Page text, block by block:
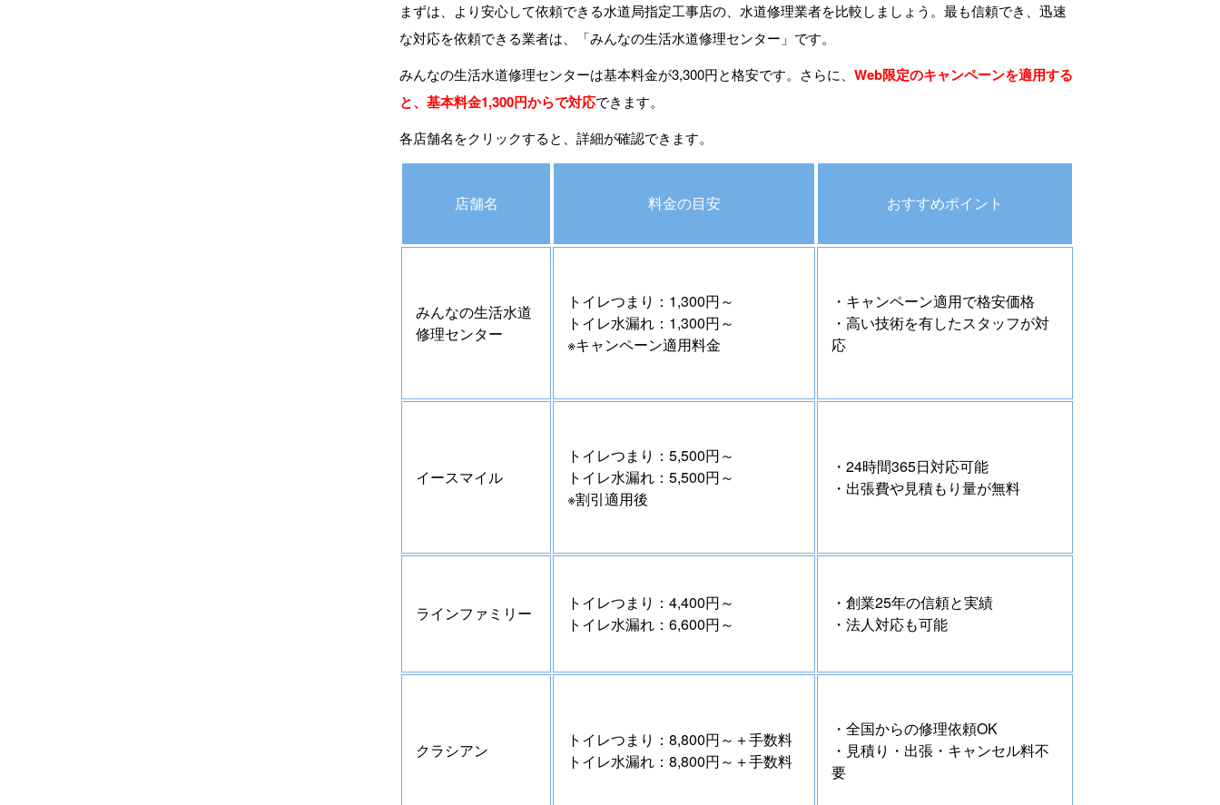
まずは、より安心して依頼できる水道局指定工事店の、水道修理業者を比較しましょう。最も信頼でき、迅速
な対応を依頼できる業者は、「みんなの生活水道修理センター 」です。
みんなの生活水道修理センターは基本料金が3,300円と格安です。さらに、 Web限定のキャンペーンを適用する
と、基本料金1,300円からで対応できます。
各店舗名をクリックすると、詳細が確認できます。
店舗名 料金の目安 おすすめポイント
みんなの生活水道
修理センター
トイレつまり：1,300円～
トイレ水漏れ：1,300円～
※キャンペーン適用料金
・キャンペーン適用で格安価格
・高い技術を有したスタッフが対
応
イースマイル
トイレつまり：5,500円～
トイレ水漏れ：5,500円～
※割引適用後
・24時間365日対応可能
・出張費や見積もり量が無料
ラインファミリー
トイレつまり：4,400円～
トイレ水漏れ：6,600円～
・創業25年の信頼と実績
・法人対応も可能
クラシアン
トイレつまり：8,800円～＋手数料
トイレ水漏れ：8,800円～＋手数料
・全国からの修理依頼OK
・見積り・出張・キャンセル料不
要